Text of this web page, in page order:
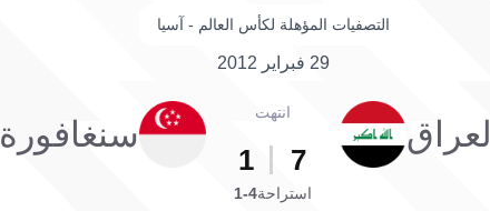
التصفيات المؤهلة لكأس العالم - آسيا
29 فبراير 2012
العراق
انتهت
7
1
سنغافورة
استراحة4-1